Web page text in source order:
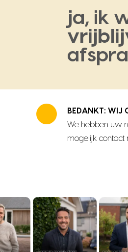
ja, ik
BEDANKT: WIJ
We hebben uw
mogelijk contact